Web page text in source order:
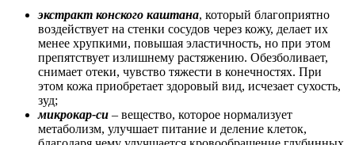
экстракт конского каштана, который благоприятно
воздействует на стенки сосудов через кожу, делает их
менее хрупкими, повышая эластичность, но при этом
препятствует излишнему растяжению. Обезболивает,
снимает отеки, чувство тяжести в конечностях. При
этом кожа приобретает здоровый вид, исчезает сухость,
зуд;
микрокар-си – вещество, которое нормализует
метаболизм, улучшает питание и деление клеток,